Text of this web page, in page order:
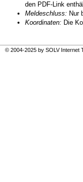
den PDF-Link
Meldeschluss: Nur
Koordinaten: Die
© 2004-2025 by SOLV Internet